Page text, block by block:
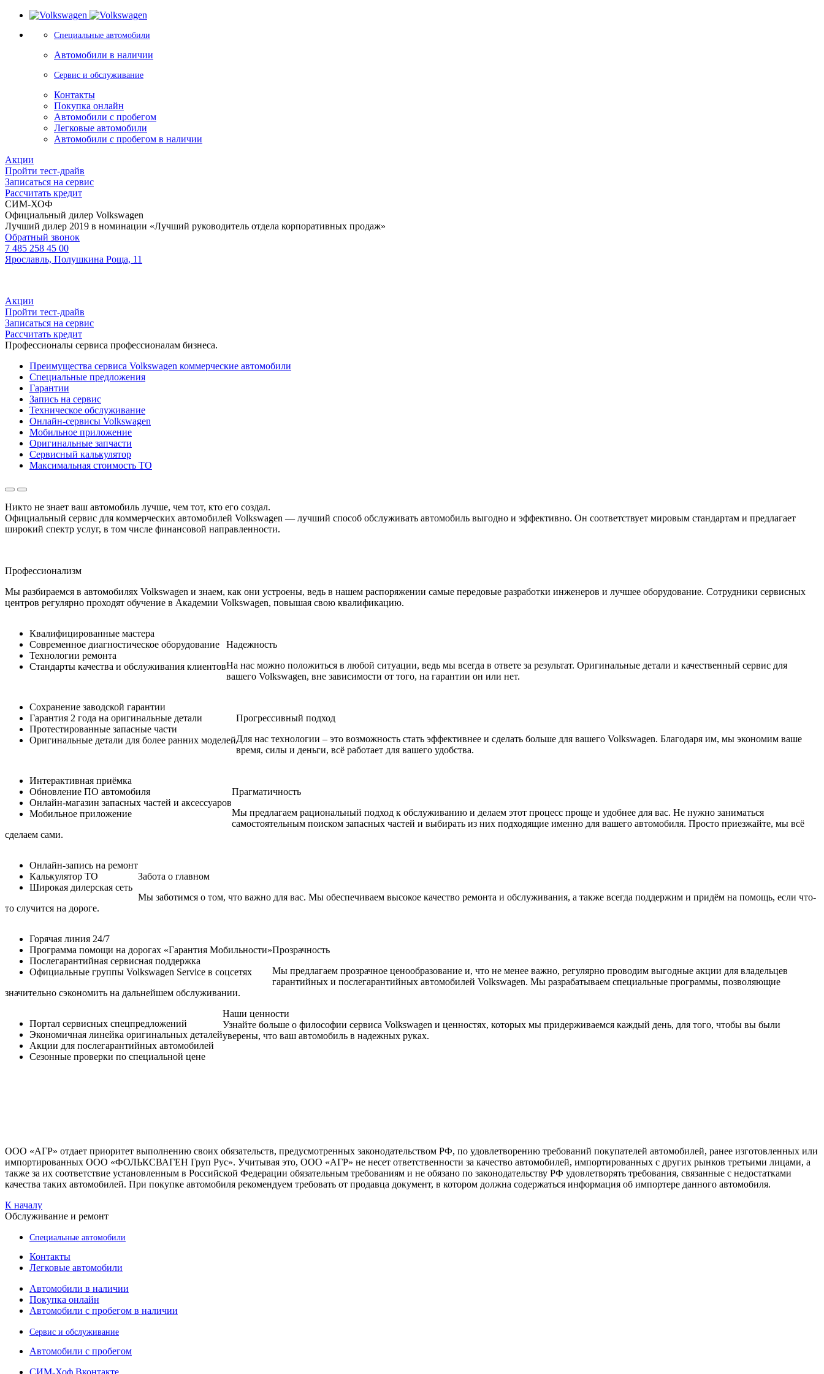
Специальные автомобили
Автомобили в наличии
Сервис и обслуживание
Контакты
Покупка онлайн
Автомобили с пробегом
Легковые автомобили
Автомобили с пробегом в наличии
Акции
Пройти тест-драйв
Записаться на сервис
Рассчитать кредит
СИМ-ХОФ
Официальный дилер Volkswagen
Лучший дилер 2019 в номинации «Лучший руководитель отдела корпоративных продаж»
Обратный звонок
7 485 258 45 00
Ярославль, Полушкина Роща, 11
Акции
Пройти тест-драйв
Записаться на сервис
Рассчитать кредит
Профессионалы сервиса профессионалам бизнеса.
Преимущества сервиса Volkswagen коммерческие автомобили
Специальные предложения
Гарантии
Запись на сервис
Техническое обслуживание
Онлайн-сервисы Volkswagen
Мобильное приложение
Оригинальные запчасти
Сервисный калькулятор
Максимальная стоимость ТО
Никто не знает ваш автомобиль лучше, чем тот, кто его создал.
Официальный сервис для коммерческих автомобилей Volkswagen — лучший способ обслуживать автомобиль выгодно и эффективно. Он соответствует мировым стандартам и предлагает
широкий спектр услуг, в том числе финансовой направленности.
Профессионализм
Мы разбираемся в автомобилях Volkswagen и знаем, как они устроены, ведь в нашем распоряжении самые передовые разработки инженеров и лучшее оборудование. Сотрудники сервисных
центров регулярно проходят обучение в Академии Volkswagen, повышая свою квалификацию.
Квалифицированные мастера
Современное диагностическое оборудование
Технологии ремонта
Стандарты качества и обслуживания клиентов
Надежность
На нас можно положиться в любой ситуации, ведь мы всегда в ответе за результат. Оригинальные детали и качественный сервис для
вашего Volkswagen, вне зависимости от того, на гарантии он или нет.
Сохранение заводской гарантии
Гарантия 2 года на оригинальные детали
Протестированные запасные части
Оригинальные детали для более ранних моделей
Прогрессивный подход
Для нас технологии – это возможность стать эффективнее и сделать больше для вашего Volkswagen. Благодаря им, мы экономим ваше
время, силы и деньги, всё работает для вашего удобства.
Интерактивная приёмка
Обновление ПО автомобиля
Онлайн-магазин запасных частей и аксессуаров
Мобильное приложение
Прагматичность
Мы предлагаем рациональный подход к обслуживанию и делаем этот процесс проще и удобнее для вас. Не нужно заниматься
самостоятельным поиском запасных частей и выбирать из них подходящие именно для вашего автомобиля. Просто приезжайте, мы всё
сделаем сами.
Онлайн-запись на ремонт
Калькулятор ТО
Широкая дилерская сеть
Забота о главном
Мы заботимся о том, что важно для вас. Мы обеспечиваем высокое качество ремонта и обслуживания, а также всегда поддержим и придём на помощь, если что-
то случится на дороге.
Горячая линия 24/7
Программа помощи на дорогах «Гарантия Мобильности»
Послегарантийная сервисная поддержка
Официальные группы Volkswagen Service в соцсетях
Прозрачность
Мы предлагаем прозрачное ценообразование и, что не менее важно, регулярно проводим выгодные акции для владельцев
гарантийных и послегарантийных автомобилей Volkswagen. Мы разрабатываем специальные программы, позволяющие
значительно сэкономить на дальнейшем обслуживании.
Портал сервисных спецпредложений
Экономичная линейка оригинальных деталей
Акции для послегарантийных автомобилей
Сезонные проверки по специальной цене
Наши ценности
Узнайте больше о философии сервиса Volkswagen и ценностях, которых мы придерживаемся каждый день, для того, чтобы вы были
уверены, что ваш автомобиль в надежных руках.
ООО «АГР» отдает приоритет выполнению своих обязательств, предусмотренных законодательством РФ, по удовлетворению требований покупателей автомобилей, ранее изготовленных или
импортированных ООО «ФОЛЬКСВАГЕН Груп Рус». Учитывая это, ООО «АГР» не несет ответственности за качество автомобилей, импортированных с других рынков третьими лицами, а
также за их соответствие установленным в Российской Федерации обязательным требованиям и не обязано по законодательству РФ удовлетворять требования, связанные с недостатками
качества таких автомобилей. При покупке автомобиля рекомендуем требовать от продавца документ, в котором должна содержаться информация об импортере данного автомобиля.
К началу
Обслуживание и ремонт
Специальные автомобили
Контакты
Легковые автомобили
Автомобили в наличии
Покупка онлайн
Автомобили с пробегом в наличии
Сервис и обслуживание
Автомобили с пробегом